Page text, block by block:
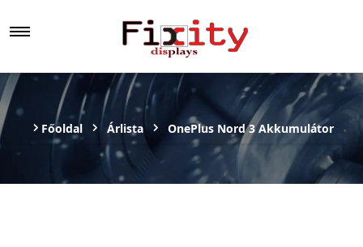
Főoldal Árlista OnePlus Nord 3 Akkumulátor